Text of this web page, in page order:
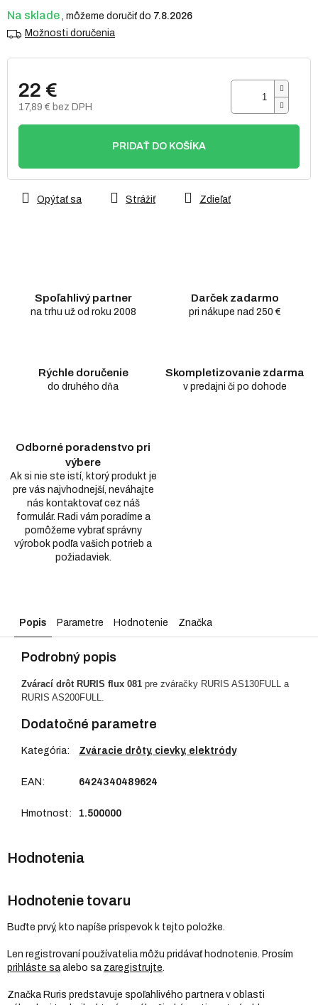
Na sklade
7.8.2026
Možnosti doručenia
22 €
17,89 € bez DPH
Jednotková
PRIDAŤ DO KOŠÍKA
Opýtať sa Strážiť Zdieľať
Spoľahlivý partner
na trhu už od roku 2008
Darček zadarmo
pri nákupe nad 250 €
Rýchle doručenie
do druhého dňa
Skompletizovanie zdarma
v predajni či po dohode
Odborné poradenstvo pri
výbere
Ak si nie ste istí, ktorý produkt je
pre vás najvhodnejší, neváhajte
nás kontaktovať cez náš
formulár. Radi vám poradíme a
pomôžeme vybrať správny
výrobok podľa vašich potrieb a
požiadaviek.
Popis Parametre Hodnotenie Značka
Podrobný popis
Zvárací drôt RURIS flux 081 pre zváračky RURIS AS130FULL a
RURIS AS200FULL.
Dodatočné parametre
Kategória: Zváracie drôty, cievky, elektródy
EAN : 6424340489624
Hmotnost: 1.500000
Hodnotenie tovaru
Buďte prvý, kto napíše príspevok k tejto položke.
Len registrovaní používatelia môžu pridávať hodnotenie. Prosím
prihláste sa alebo sa zaregistrujte
Značka Ruris predstavuje spoľahlivého partnera v oblasti